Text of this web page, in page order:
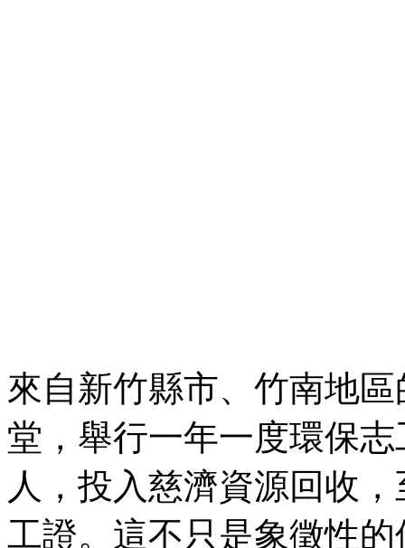
來自新竹縣市、竹南地
堂，舉行一年一度環保
人，投入慈濟資源回收
工證。這不只是象徵性